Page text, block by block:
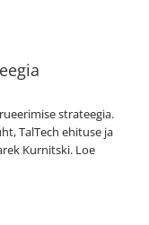
strateegia.
TalTech ehituse ja
Kurnitski. Loe